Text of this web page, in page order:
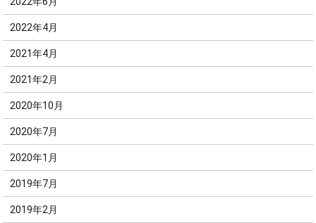
2022年4月
2021年4月
2021年2月
2020年10月
2020年7月
2020年1月
2019年7月
2019年2月